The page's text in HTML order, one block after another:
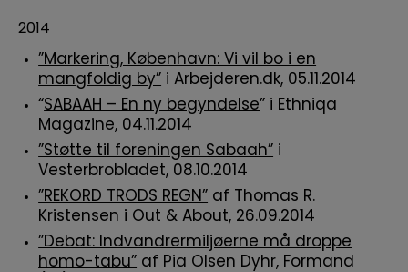
2014
”Markering, København: Vi vil bo i en
mangfoldig by” i Arbejderen.dk, 05.11.2014
“SABAAH – En ny begyndelse” i Ethniqa
Magazine, 04.11.2014
”Støtte til foreningen Sabaah” i
Vesterbrobladet, 08.10.2014
”REKORD TRODS REGN” af Thomas R.
Kristensen i Out & About, 26.09.2014
”Debat: Indvandrermiljøerne må droppe
homo-tabu” af Pia Olsen Dyhr, Formand